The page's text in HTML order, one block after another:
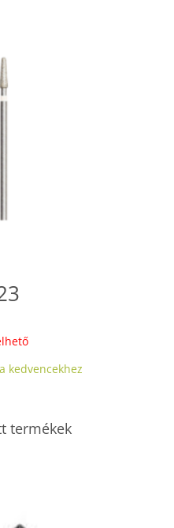
kedvencekhez
termékek